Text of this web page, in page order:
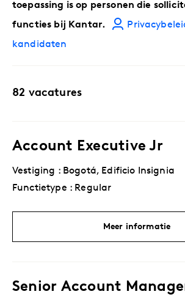
toepassing is op personen die
functies bij Kantar.
kandidaten
82 vacatures
Account Executive Jr
Vestiging : Bogotá, Edificio Insignia
Functietype : Regular
Meer informatie
Senior Account